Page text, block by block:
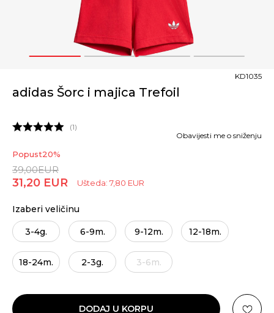
1 2 3 4
adidas Šorc i majica Trefoil
KD1035
1
Popust20%
39,00EUR
31,20 EUR Ušteda: 7,80 EUR
Obavijesti me o sniženju
Izaberi veličinu
3-4g. 6-9m. 9-12m. 12-18m.
18-24m. 2-3g. 3-6m.
DODAJ U KORPU